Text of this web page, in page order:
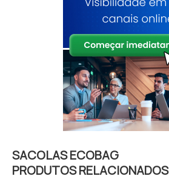
SACOLAS ECOBAG
PRODUTOS RELACIONADOS